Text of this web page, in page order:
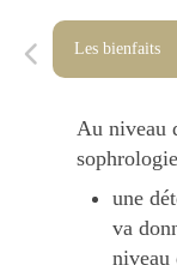
Les bienfaits
Au niveau
une
va
niveau